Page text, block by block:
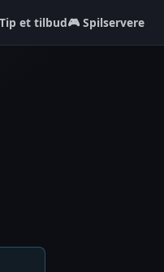
et tilbud🎮 Spilservere